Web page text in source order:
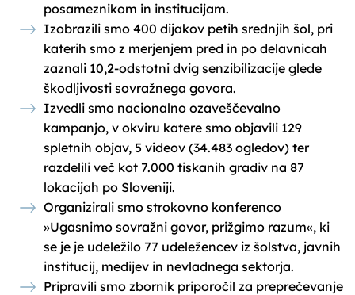
posameznikom in institucijam.
Izobrazili smo 400 dijakov petih srednjih šol, pri
katerih smo z merjenjem pred in po delavnicah
zaznali 10,2-odstotni dvig senzibilizacije glede
škodljivosti sovražnega govora.
Izvedli smo nacionalno ozaveščevalno
kampanjo, v okviru katere smo objavili 129
spletnih objav, 5 videov (34.483 ogledov) ter
razdelili več kot 7.000 tiskanih gradiv na 87
lokacijah po Sloveniji.
Organizirali smo strokovno konferenco
»Ugasnimo sovražni govor, prižgimo razum«, ki
se je je udeležilo 77 udeležencev iz šolstva, javnih
institucij, medijev in nevladnega sektorja.
Pripravili smo zbornik priporočil za preprečevanje